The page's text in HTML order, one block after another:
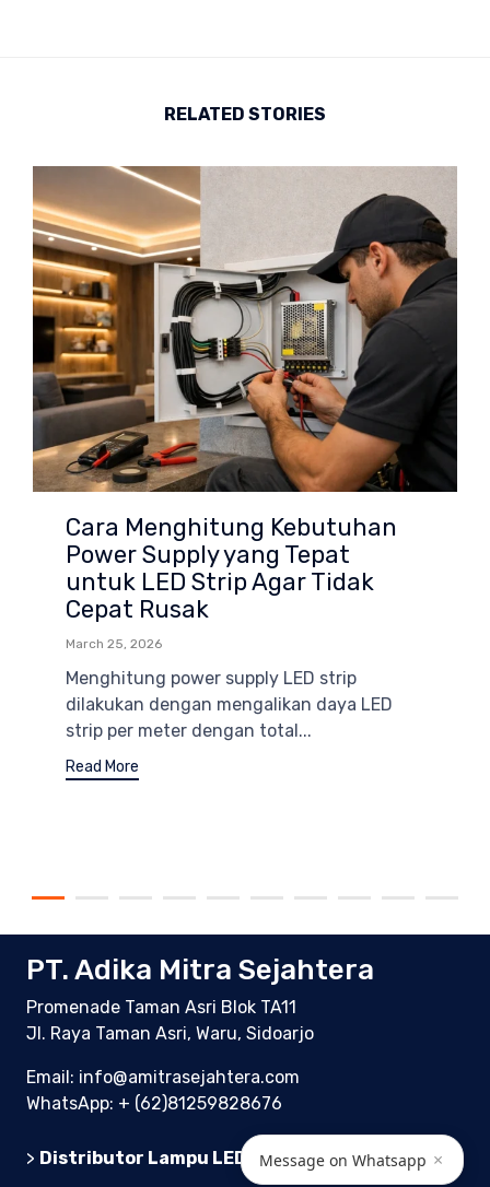
RELATED STORIES
Cara Menghitung Kebutuhan
Power Supply yang Tepat
untuk LED Strip Agar Tidak
Cepat Rusak
March 25, 2026
Menghitung power supply LED strip
dilakukan dengan mengalikan daya LED
strip per meter dengan total...
Read More
PT. Adika Mitra Sejahtera
Promenade Taman Asri Blok TA11
Jl. Raya Taman Asri, Waru, Sidoarjo
Email: info@amitrasejahtera.com
WhatsApp: + (62)81259828676
> Distributor Lampu LED IndonesiaMessage on Whatsapp ×